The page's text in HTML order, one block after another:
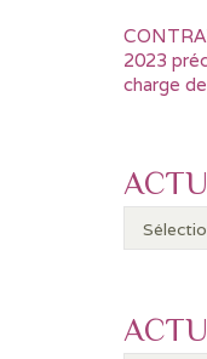
2023
charge